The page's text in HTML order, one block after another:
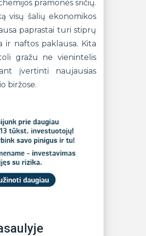
pramonės sričių.
visų šalių ekonomikos
paprastai turi stiprų
ir naftos paklausa. Kita
gražu ne vienintelis
įvertinti naujausias
biržose.